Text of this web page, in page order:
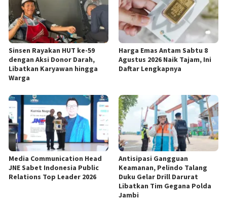
Sinsen Rayakan HUT ke-59
dengan Aksi Donor Darah,
Libatkan Karyawan hingga
Warga
Harga Emas Antam Sabtu 8
Agustus 2026 Naik Tajam, Ini
Daftar Lengkapnya
Media Communication Head
JNE Sabet Indonesia Public
Relations Top Leader 2026
Antisipasi Gangguan
Keamanan, Pelindo Talang
Duku Gelar Drill Darurat
Libatkan Tim Gegana Polda
Jambi